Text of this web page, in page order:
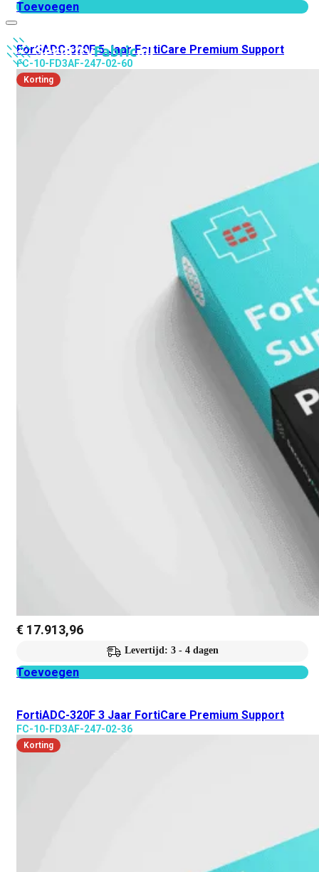
Toevoegen
FortiADC-320F 5 Jaar FortiCare Premium Support
FC-10-FD3AF-247-02-60
Korting
€ 17.913,96
Levertijd: 3 - 4 dagen
Toevoegen
FortiADC-320F 3 Jaar FortiCare Premium Support
FC-10-FD3AF-247-02-36
Korting